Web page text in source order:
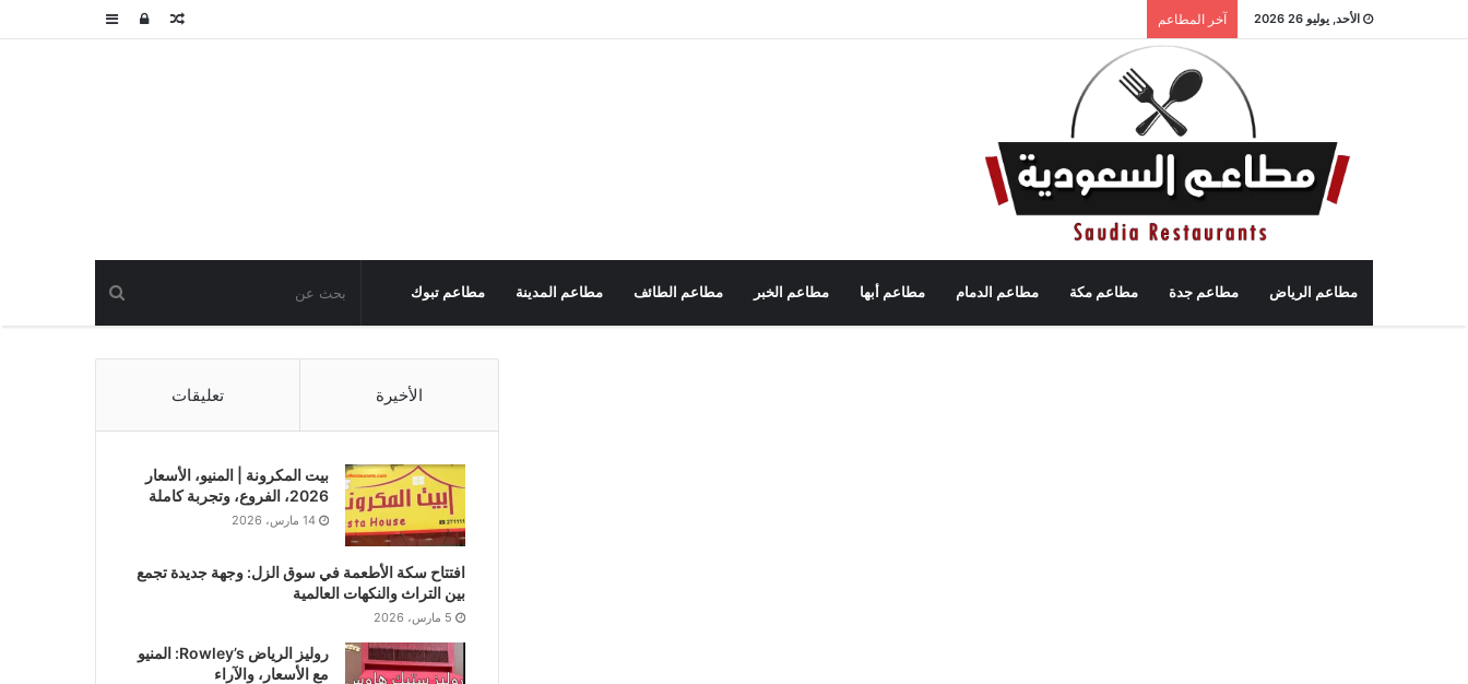
الأحد, يوليو 26 2026 آخر المطاعم عمودتسجيلمقال
مطاعم الرياض مطاعم جدة مطاعم مكة مطاعم الدمام مطاعم أبها مطاعم الخبر مطاعم الطائف مطاعم المدينة مطاعم تبوك
الأخيرة تعليقات
بيت المكرونة | المنيو، الأسعار
2026، الفروع، وتجربة كاملة
14 مارس، 2026
افتتاح سكة الأطعمة في سوق الزل: وجهة جديدة تجمع
بين التراث والنكهات العالمية
5 مارس، 2026
روليز الرياض Rowley’s: المنيو
مع الأسعار، والآراء